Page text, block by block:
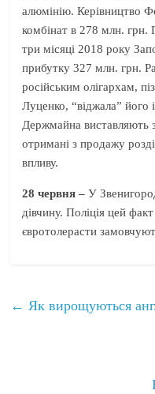
алюмінію. Керівництво
комбінат в 278 млн.
три місяці 2018 року
прибутку 327 млн. грн.
російським олігархам,
Луценко, “віджала”
Держмайна виставляють
отримані з продажу
впливу.
28 червня –У
дівчину. Поліція цей
євротолерасти
← Як вирощуються